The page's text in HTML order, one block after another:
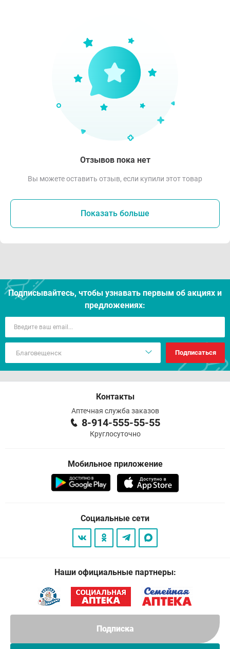
Подписка
Отзывов пока нет
Вы можете оставить отзыв, если купили этот товар
Показать больше
Подписывайтесь, чтобы узнавать первым об акцияx и
предложениях:
Подписаться
Контакты
Аптечная служба заказов
8-914-555-55-55
Круглосуточно
Мобильное приложение
Социальные сети
Наши официальные партнеры: